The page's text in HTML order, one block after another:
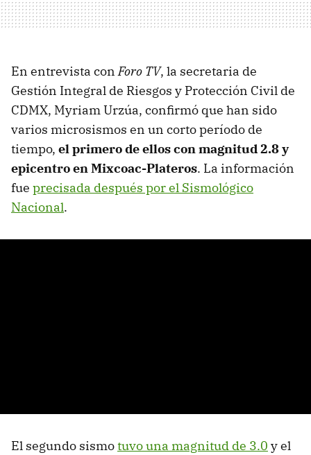
En entrevista conForo TV, la secretaria de
Gestión Integral de Riesgos y Protección Civil de
CDMX, Myriam Urzúa, confirmó que han sido
varios microsismos en un corto período de
tiempo, el primero de ellos con magnitud 2.8 y
epicentro en Mixcoac-Plateros. La información
fue precisada después por el Sismológico
Nacional.
El segundo sismotuvo una magnitud de 3.0 y el